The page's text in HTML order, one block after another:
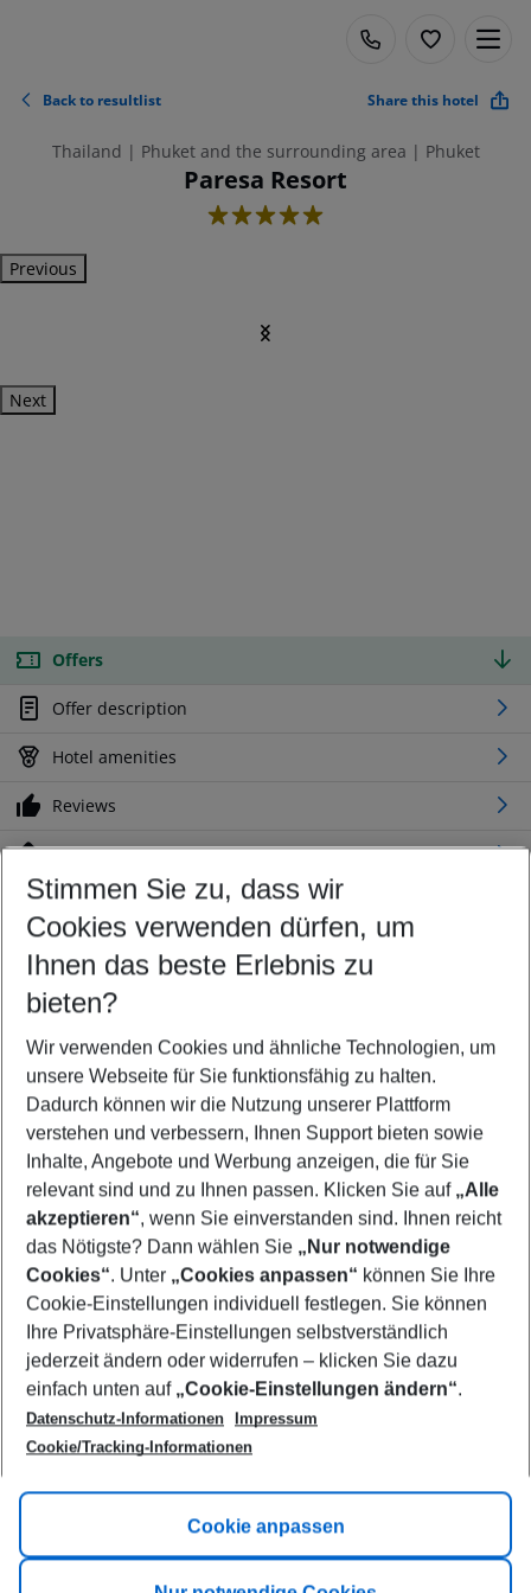
Back to resultlist Share this hotel
Thailand | Phuket and the surrounding area | Phuket
Paresa Resort
5
Previous
Next
Offers
Offer description
Hotel amenities
Reviews
Location
Customize your offer
Find the perfect deal which suits your best
Your departure airport
Any airport
Select your date range
11/08/26–09/08/27 5-8 nights
Who will travel
2 adults No children
Show more filter
Footer
Footer navigation
Title A
Link A
Stimmen Sie zu, dass wir
Cookies verwenden dürfen, um
Ihnen das beste Erlebnis zu
bieten?
Wir verwenden Cookies und ähnliche Technologien, um
unsere Webseite für Sie funktionsfähig zu halten.
Dadurch können wir die Nutzung unserer Plattform
verstehen und verbessern, Ihnen Support bieten sowie
Inhalte, Angebote und Werbung anzeigen, die für Sie
relevant sind und zu Ihnen passen. Klicken Sie auf „Alle
akzeptieren“, wenn Sie einverstanden sind. Ihnen reicht
das Nötigste? Dann wählen Sie „Nur notwendige
Cookies“. Unter „Cookies anpassen“ können Sie Ihre
Cookie-Einstellungen individuell festlegen. Sie können
Ihre Privatsphäre-Einstellungen selbstverständlich
jederzeit ändern oder widerrufen – klicken Sie dazu
einfach unten auf „Cookie-Einstellungen ändern“.
Datenschutz-Informationen
Impressum
Cookie/Tracking-Informationen
Cookie anpassen